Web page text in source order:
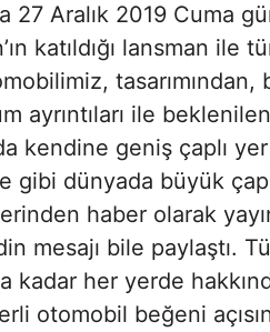
27 Aralık 2019 Cuma
katıldığı lansman ile
tasarımından,
ayrıntıları ile
kendine geniş çaplı
gibi dünyada büyük
haber olarak
mesajı bile paylaştı.
kadar her yerde
otomobil beğeni